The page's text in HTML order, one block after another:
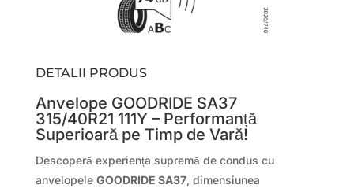
DETALII PRODUS
Anvelope GOODRIDE SA37
315/40R21 111Y – Performanță
Superioară pe Timp de Vară!
Descoperă experiența supremă de condus cu
anvelopele GOODRIDE SA37, dimensiunea